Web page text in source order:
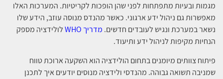
מגמות ובעיות מתפתחות לפני שהן הופכות לקריטיות. המערכות האלו
מאפשרות גם ניהול ידע ארגוני. כאשר מהנדס מנוסה עוזב, הידע שלו
נשאר במערכת ונגיש לעובדים חדשים. מדריך WHO
לולידציה מספק
הנחיות מקיפות לניהול ידע ותיעוד.
פיתוח צוותים מיומנים בתחום הולידציה הוא השקעה ארוכת טווח
שמניבה תשואה גבוהה. מהנדסי ולידציה מנוסים יודעים איך לתכנן